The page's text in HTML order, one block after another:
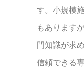
す。小規模
もあります
門知識が求
信頼できる